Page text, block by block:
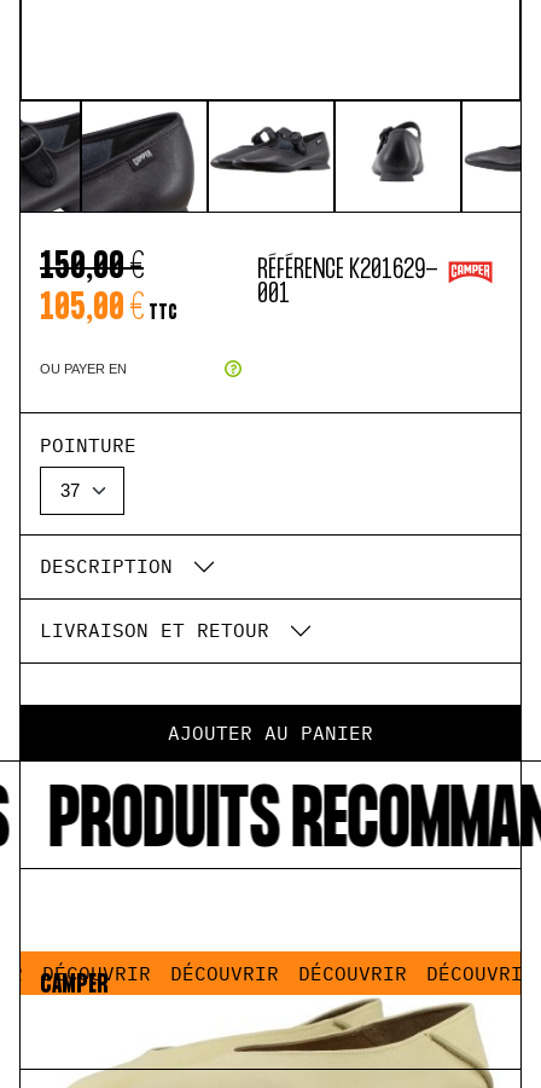
150,00 €
105,00 € TTC
OU PAYER EN
RÉFÉRENCE K201629-
001
POINTURE
DESCRIPTION
LIVRAISON ET RETOUR
AJOUTER AU PANIER
PRODUITS
DÉCOUVRIR DÉCOUVRIR DÉCOUVRIR DÉCOUVRIR
CAMPER
67,50 €